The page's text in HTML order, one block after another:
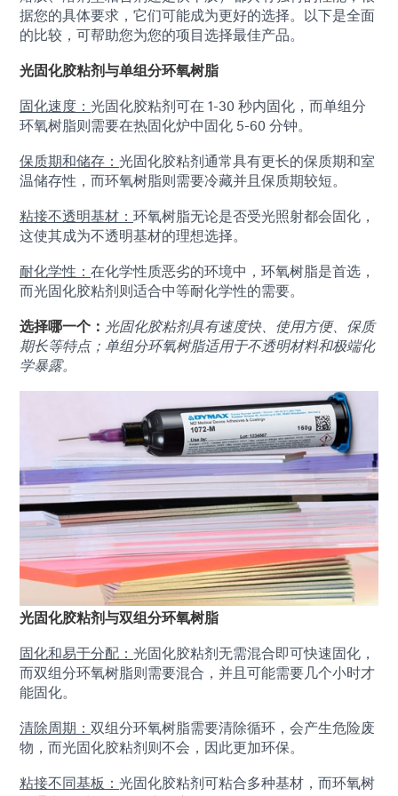
据您的具体要求，它们可能成为更好的选择。以下是全面
的比较，可帮助您为您的项目选择最佳产品。
光固化胶粘剂与单组分环氧树脂
固化速度： 光固化胶粘剂可在 1-30 秒内固化，而单组分
环氧树脂则需要在热固化炉中固化 5-60 分钟。
保质期和储存： 光固化胶粘剂通常具有更长的保质期和室
温储存性，而环氧树脂则需要冷藏并且保质期较短。
粘接不透明基材： 环氧树脂无论是否受光照射都会固化，
这使其成为不透明基材的理想选择。
耐化学性： 在化学性质恶劣的环境中，环氧树脂是首选，
而光固化胶粘剂则适合中等耐化学性的需要。
选择哪一个： 光固化胶粘剂具有速度快、使用方便、保质
期长等特点；单组分环氧树脂适用于不透明材料和极端化
学暴露。
光固化胶粘剂与双组分环氧树脂
固化和易于分配： 光固化胶粘剂无需混合即可快速固化，
而双组分环氧树脂则需要混合，并且可能需要几个小时才
能固化。
清除周期： 双组分环氧树脂需要清除循环，会产生危险废
物，而光固化胶粘剂则不会，因此更加环保。
粘接不同基板： 光固化胶粘剂可粘合多种基材，而环氧树